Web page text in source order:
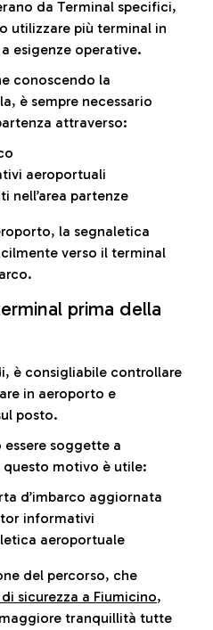
da Terminal specifici,
utilizzare più terminal in
esigenze operative.
conoscendo la
è sempre necessario
attraverso:
aeroportuali
nell’area partenze
la segnaletica
verso il terminal
prima della
è consigliabile controllare
in aeroporto e
posto.
soggette a
motivo è utile:
d’imbarco aggiornata
informativi
aeroportuale
del percorso, che
sicurezza a Fiumicino,
tranquillità tutte